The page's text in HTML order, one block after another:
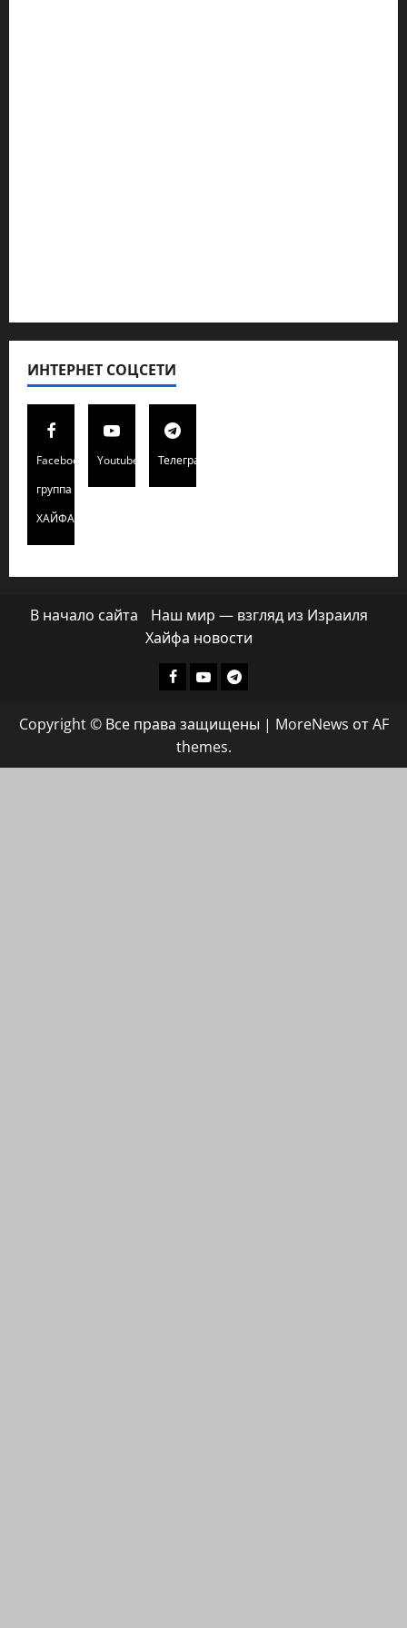
ИНТЕРНЕТ СОЦСЕТИ
Facebook
группа
ХАЙФАИНФО
Youtube Телеграмм
В начало сайта
Наш мир — взгляд из Израиля
Хайфа новости
Facebook
ХАЙФАИНФО
YoutubeТелеграмм
Copyright © Все права защищены | MoreNews от AF
themes.